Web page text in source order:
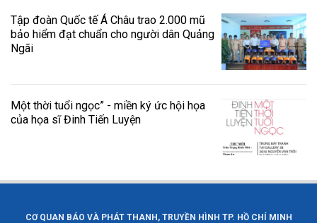
Tập đoàn Quốc tế Á Châu trao 2.000 mũ
bảo hiểm đạt chuẩn cho người dân Quảng
Ngãi
Một thời tuổi ngọc” - miền ký ức hội họa
của họa sĩ Đinh Tiến Luyện
CƠ QUAN BÁO VÀ PHÁT THANH, TRUYỀN HÌNH TP. HỒ CHÍ MINH